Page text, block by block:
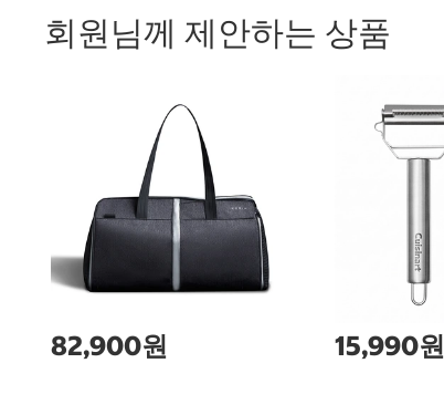
회원님께 제안하는 상품
82,900원 15,990원